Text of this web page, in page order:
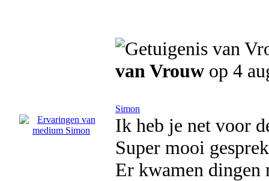
van Vrouw op 4
Simon
Ik heb je net voor
Super mooi
Er kwamen dingen